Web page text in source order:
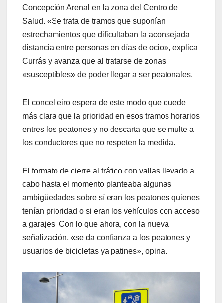
Concepción Arenal en la zona del Centro de
Salud. «Se trata de tramos que suponían
estrechamientos que dificultaban la aconsejada
distancia entre personas en días de ocio», explica
Currás y avanza que al tratarse de zonas
«susceptibles» de poder llegar a ser peatonales.
El concelleiro espera de este modo que quede
más clara que la prioridad en esos tramos horarios
entres los peatones y no descarta que se multe a
los conductores que no respeten la medida.
El formato de cierre al tráfico con vallas llevado a
cabo hasta el momento planteaba algunas
ambigüedades sobre sí eran los peatones quienes
tenían prioridad o si eran los vehículos con acceso
a garajes. Con lo que ahora, con la nueva
señalización, «se da confianza a los peatones y
usuarios de bicicletas ya patines», opina.